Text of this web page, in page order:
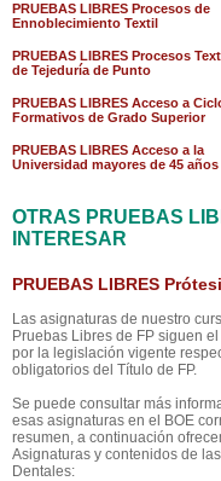
PRUEBAS LIBRES Procesos de
Ennoblecimiento Textil
PRUEBAS LIBRES Procesos
de Tejeduría de Punto
PRUEBAS LIBRES Acceso a
Formativos de Grado Superior
PRUEBAS LIBRES Acceso a la
Universidad mayores de 45 años
OTRAS PRUEBAS
INTERESAR
PRUEBAS LIBRES
Las asignaturas de nuestro
Pruebas Libres de FP siguen
por la legislación vigente
obligatorios del Título de FP.
Se puede consultar más
esas asignaturas en el BOE
resumen, a continuación
Asignaturas y contenidos de
Dentales: